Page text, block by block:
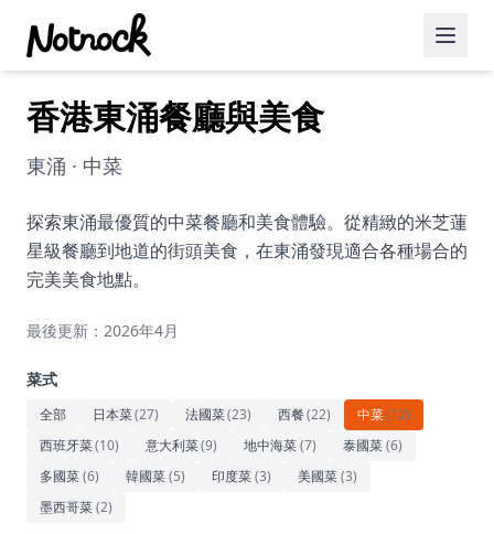
精選活動
博客文章
約會好去處
美食佳餚
藝術文化
休閒
香港東涌餐廳與美食
東涌 · 中菜
探索東涌最優質的中菜餐廳和美食體驗。從精緻的米芝蓮
星級餐廳到地道的街頭美食，在東涌發現適合各種場合的
完美美食地點。
最後更新：2026年4月
菜式
全部 日本菜(27) 法國菜(23) 西餐(22) 中菜(12)
西班牙菜(10) 意大利菜(9) 地中海菜(7) 泰國菜(6)
多國菜(6) 韓國菜(5) 印度菜(3) 美國菜(3)
墨西哥菜(2)